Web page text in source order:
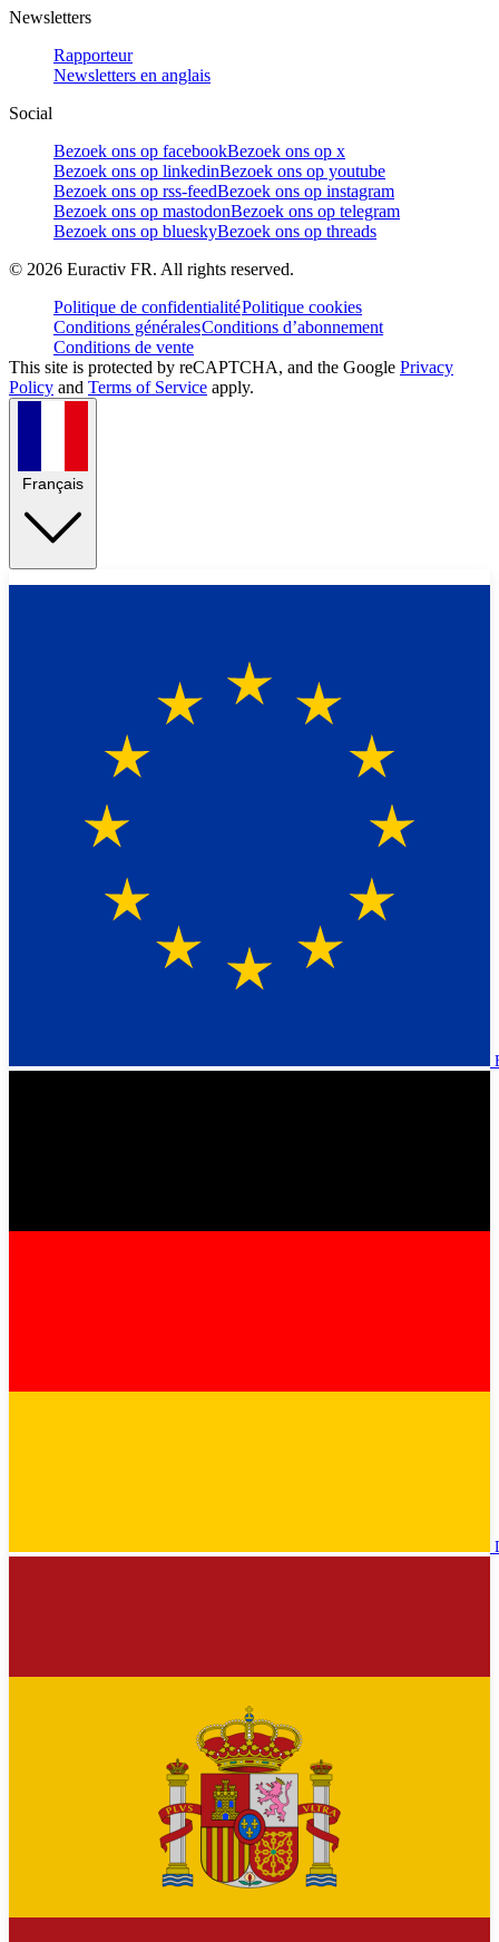
Newsletters
Rapporteur
Newsletters en anglais
Social
Bezoek ons op facebookBezoek ons op x
Bezoek ons op linkedinBezoek ons op youtube
Bezoek ons op rss-feedBezoek ons op instagram
Bezoek ons op mastodonBezoek ons op telegram
Bezoek ons op blueskyBezoek ons op threads
© 2026 Euractiv FR. All rights reserved.
Politique de confidentialitéPolitique cookies
Conditions généralesConditions d’abonnement
Conditions de vente
This site is protected by reCAPTCHA, and the Google Privacy
Policy and Terms of Service apply.
Français